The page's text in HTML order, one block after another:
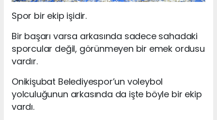
Spor bir ekip işidir.
Bir başarı varsa arkasında sadece sahadaki
sporcular değil, görünmeyen bir emek ordusu
vardır.
Onikişubat Belediyespor’un voleybol
yolculuğunun arkasında da işte böyle bir ekip
vardı.